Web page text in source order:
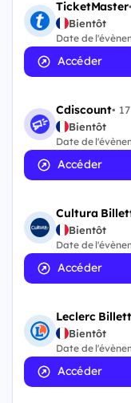
TicketMaster•
Bientôt
Date de
Accéder
Cdiscount•
Bientôt
Date de
Accéder
Cultura
Bientôt
Date de
Accéder
Leclerc
Bientôt
Date de
Accéder